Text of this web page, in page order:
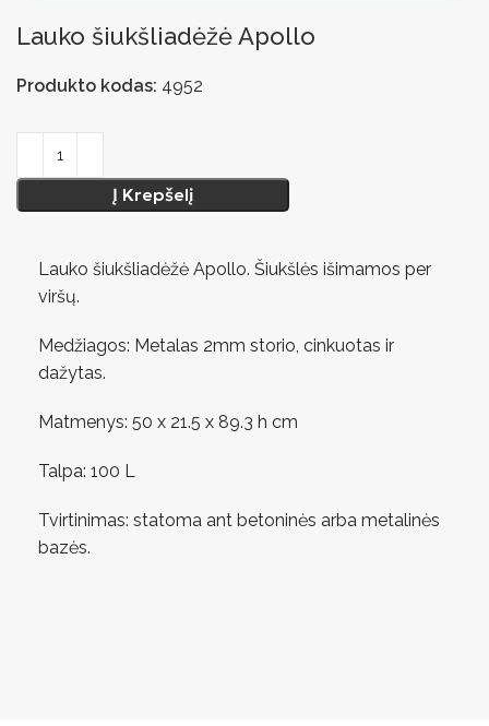
Lauko šiukšliadėžė Apollo
Produkto kodas: 4952
Į Krepšelį
Lauko šiukšliadėžė Apollo. Šiukšlės išimamos per
viršų.
Medžiagos: Metalas 2mm storio, cinkuotas ir
dažytas.
Matmenys: 50 x 21.5 x 89.3 h cm
Talpa: 100 L
Tvirtinimas: statoma ant betoninės arba metalinės
bazės.